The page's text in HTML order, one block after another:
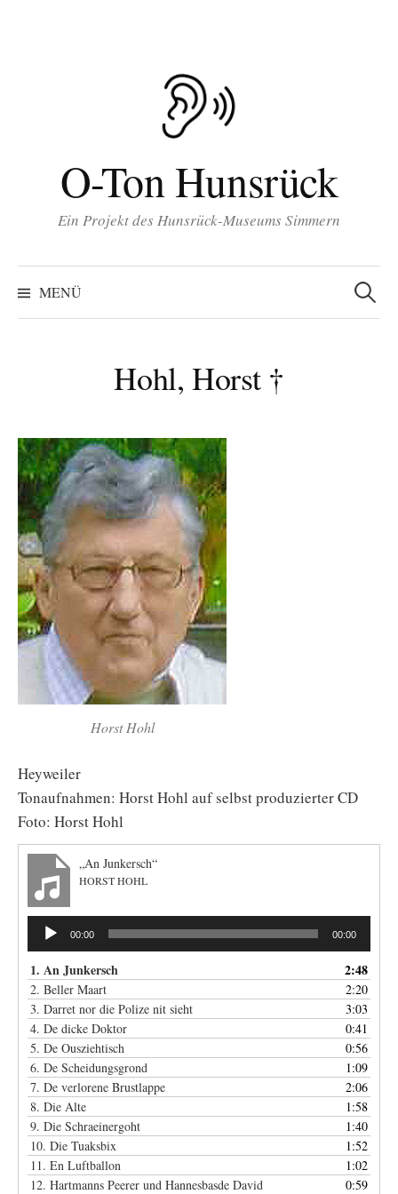
O-Ton Hunsrück
Ein Projekt des Hunsrück-Museums Simmern
MENÜ
Suchen
nach:
Hohl, Horst †
Horst Hohl
Heyweiler
Tonaufnahmen: Horst Hohl auf selbst produzierter CD
Foto: Horst Hohl
„An Junkersch“
HORST HOHL
Audio-
Player
00:00 00:00
1. An Junkersch 2:48
2. Beller Maart
2:20
3. Darret nor die Polize nit sieht
3:03
4. De dicke Doktor
0:41
5. De Ousziehtisch
0:56
6. De Scheidungsgrond
1:09
7. De verlorene Brustlappe
2:06
8. Die Alte
1:58
9. Die Schraeinergoht
1:40
10. Die Tuaksbix
1:52
11. En Luftballon
1:02
12. Hartmanns Peerer und Hannesbasde David
0:59